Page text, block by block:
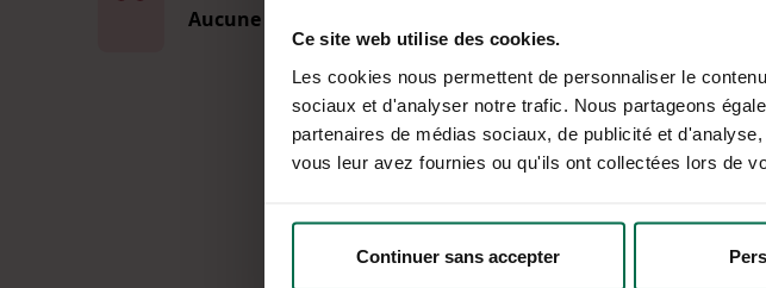
Ce site web utilise des cookies.
Les cookies nous permettent de personnaliser le
sociaux et d'analyser notre trafic. Nous partageons
partenaires de médias sociaux, de publicité et
vous leur avez fournies ou qu'ils ont collectées lors de
Continuer sans accepter
Aucune coupure d'énergie
Raison sociale ou